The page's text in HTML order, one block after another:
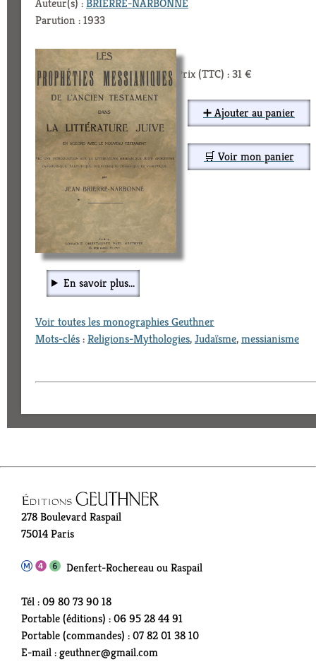
Auteur(s) :BRIERRE-NARBONNE
Parution : 1933
Prix (TTC) : 31 €
➕ Ajouter au panier
🛒 Voir mon panier
En savoir plus...
Voir toutes les monographies Geuthner
Mots-clés:Religions-Mythologies,Judaïsme,messianisme
278 Boulevard Raspail
75014 Paris
Denfert-Rochereau ou Raspail
Tél : 09 80 73 90 18
Portable (éditions) : 06 95 28 44 91
Portable (commandes) : 07 82 01 38 10
E-mail : geuthner@gmail.com